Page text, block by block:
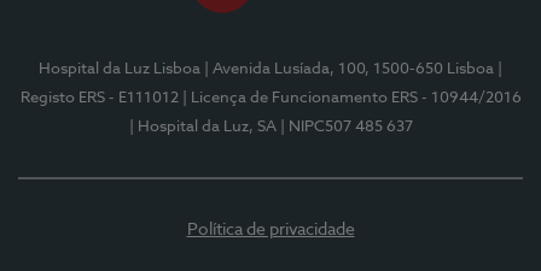
Hospital da Luz Lisboa | Avenida Lusíada, 100, 1500-650 Lisboa
Registo ERS - E111012
| Licença de Funcionamento ERS - 10944/2016
| Hospital da Luz, SA
| NIPC507 485 637
Política de privacidade